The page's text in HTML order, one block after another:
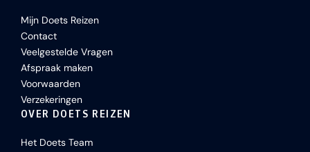
Mijn Doets Reizen
Contact
Veelgestelde Vragen
Afspraak maken
Voorwaarden
Verzekeringen
OVER DOETS REIZEN
Het Doets Team